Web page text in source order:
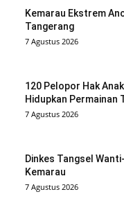
Kemarau Ekstrem
Tangerang
7 Agustus 2026
120 Pelopor Hak
Hidupkan Permainan
7 Agustus 2026
Dinkes Tangsel
Kemarau
7 Agustus 2026